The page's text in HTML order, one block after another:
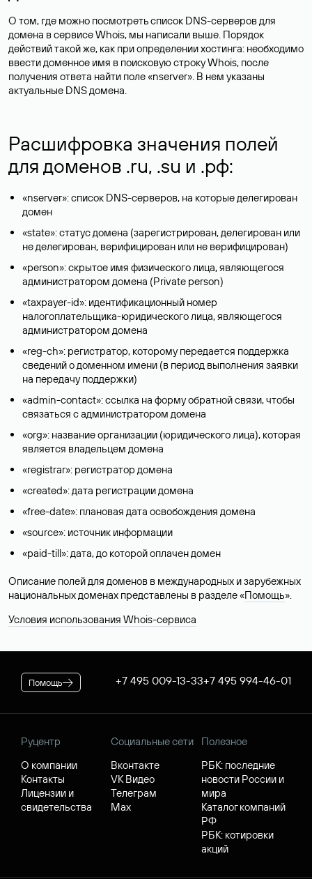
О том, где можно посмотреть список DNS-серверов для
домена в сервисе Whois, мы написали выше. Порядок
действий такой же, как при определении хостинга: необходимо
ввести доменное имя в поисковую строку Whois, после
получения ответа найти поле «nserver». В нем указаны
актуальные DNS домена.
Расшифровка значения полей
для доменов .ru, .su и .рф:
«nserver»: список DNS-серверов, на которые делегирован
домен
«state»: статус домена (зарегистрирован, делегирован или
не делегирован, верифицирован или не верифицирован)
«person»: скрытое имя физического лица, являющегося
администратором домена (Privatе person)
«taxpayer-id»: идентификационный номер
налогоплательщика-юридического лица, являющегося
администратором домена
«reg-ch»: регистратор, которому передается поддержка
сведений о доменном имени (в период выполнения заявки
на передачу поддержки)
«admin-contact»: ссылка на форму обратной связи, чтобы
связаться с администратором домена
«org»: название организации (юридического лица), которая
является владельцем домена
«registrar»: регистратор домена
«created»: дата регистрации домена
«free-date»: плановая дата освобождения домена
«source»: источник информации
«paid-till»: дата, до которой оплачен домен
Описание полей для доменов в международных и зарубежных
национальных доменах представлены в разделе «Помощь».
Условия использования Whois-сервиса
Помощь +7 495 009-13-33+7 495 994-46-01
Руцентр
О компании
Контакты
Лицензии и
свидетельства
Социальные сети
Вконтакте
VK Видео
Телеграм
Max
Полезное
РБК: последние
новости России и
мира
Каталог компаний
РФ
РБК: котировки
акций